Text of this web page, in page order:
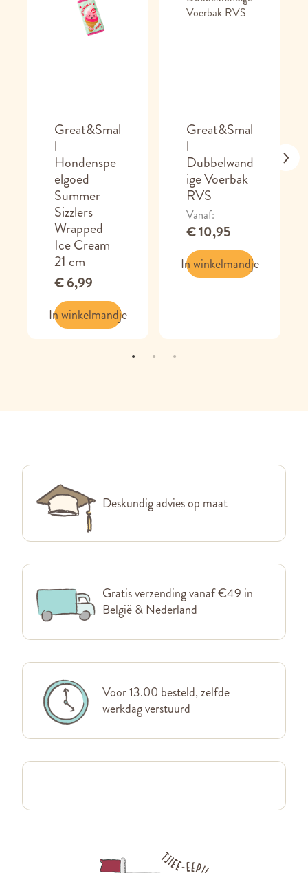
Great&Smal
l
Hondenspe
elgoed
Summer
Sizzlers
Wrapped
Ice Cream
21 cm
€ 6,99
In winkelmandje
Great&Smal
l
Dubbelwand
ige Voerbak
RVS
Vanaf
€ 10,95
In winkelmandje
Deskundig advies op maat
Gratis verzending vanaf €49 in
België & Nederland
Voor 13.00 besteld, zelfde
werkdag verstuurd